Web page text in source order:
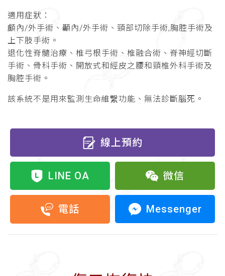
適用症狀：
顱內/外手術、顳內/外手術、頸部切除手術,胸腔手術及
上下肢手術。
退化性脊髓治療、椎弓根手術、椎融合術、脊神經切斷
手術、骨科手術、開放式和經皮之腰和頸椎外科手術及
胸腔手術。
該系統不是用來監測生命維繋功能、無法診斷腦死。
線上預約
LINE OA 微信
電話 Messenger